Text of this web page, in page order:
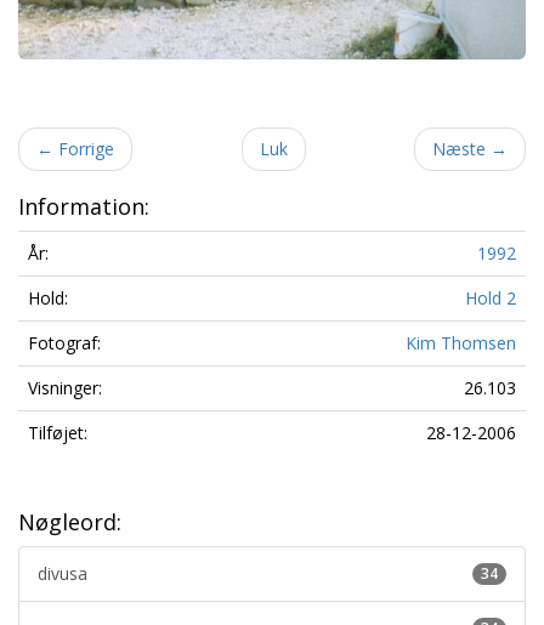
← Forrige Luk Næste →
Information:
År:
1992
Hold:
Hold 2
Fotograf:
Kim Thomsen
Visninger:
26.103
Tilføjet:
28-12-2006
Nøgleord:
34
divusa